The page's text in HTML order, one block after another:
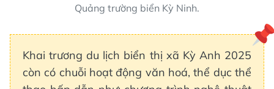
Quảng trường biển Kỳ Ninh.
Khai trương du lịch biển thị xã Kỳ Anh 2025
còn có chuỗi hoạt động văn hoá, thể dục thể